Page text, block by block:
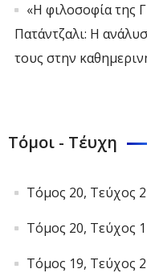
«Η φιλοσοφία της
Πατάντζαλι: Η
τους στην
Τόμοι - Τέυχη
Τόμος 20, Τεύχος 2
Τόμος 20, Τεύχος 1
Τόμος 19, Τεύχος 2